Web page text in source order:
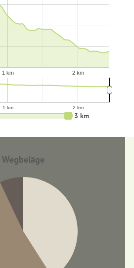
1 km 2 km
1 km 2 km
3 km
Wegbeläge